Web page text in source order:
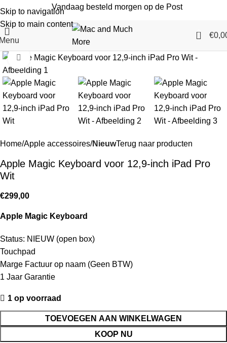
Skip to navigation
Skip to main content
Vandaag besteld morgen op de Post
0 €
Klik om te vergroten
Home Apple accessoires NieuwTerug naar producten
Apple Magic Keyboard voor 12,9‑inch iPad Pro
Wit
€299,00
Apple Magic Keyboard
Status: NIEUW (open box)
Touchpad
Marge Factuur op naam (Geen BTW)
1 Jaar Garantie
1 op voorraad
TOEVOEGEN AAN WINKELWAGEN
KOOP NU